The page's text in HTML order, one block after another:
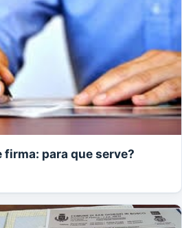
para que serve?